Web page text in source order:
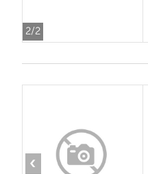
2/2
‹